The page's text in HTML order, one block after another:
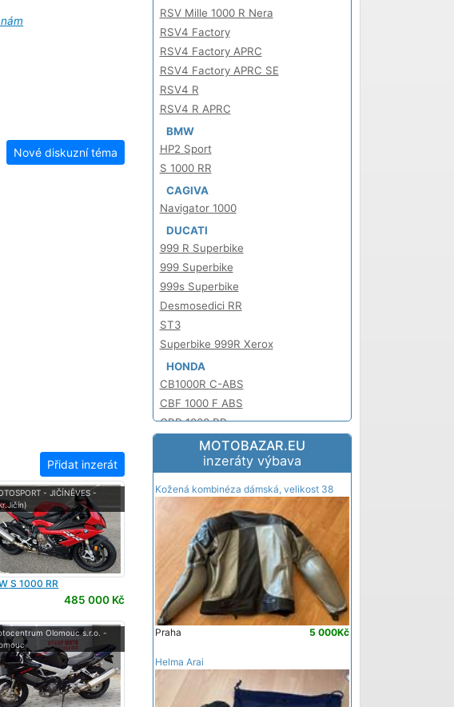
Nové diskuzní téma
Přidat inzerát
- JIČÍNĚVES -
S 1000 RR
485 000 Kč
Olomouc s.r.o. -
RSV Mille 1000 R Nera
RSV4 Factory
RSV4 Factory APRC
RSV4 Factory APRC SE
RSV4 R
RSV4 R APRC
BMW
HP2 Sport
S 1000 RR
CAGIVA
Navigator 1000
DUCATI
999 R Superbike
999 Superbike
999s Superbike
Desmosedici RR
ST3
Superbike 999R Xerox
HONDA
CB1000R C-ABS
CBF 1000 F ABS
CBR 1000 RR
CBR 1000 RR Fireblade
CBR1000RR ABS
CBR1000RR Fireblade C-ABS
RC 51 / RTV 1000 R
VTR 1000 F Super Hawk
KAWASAKI
ZX -10R Ninja ABS
ZX-10R
ZX-10R Ninja
MOTO GUZZI
Griso
MOTOBAZAR.EU
inzeráty výbava
Kožená kombinéza dámská, velikost 38
5 000Kč
Praha
Helma Arai